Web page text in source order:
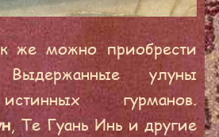
₽
же можно приобрести
улуны
гурманов.
, Те Гуань Инь и другие